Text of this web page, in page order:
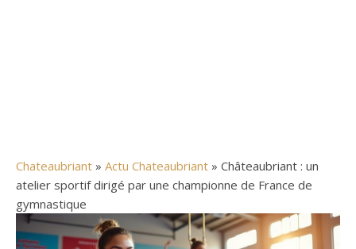
Chateaubriant » Actu Chateaubriant » Châteaubriant : un
atelier sportif dirigé par une championne de France de
gymnastique